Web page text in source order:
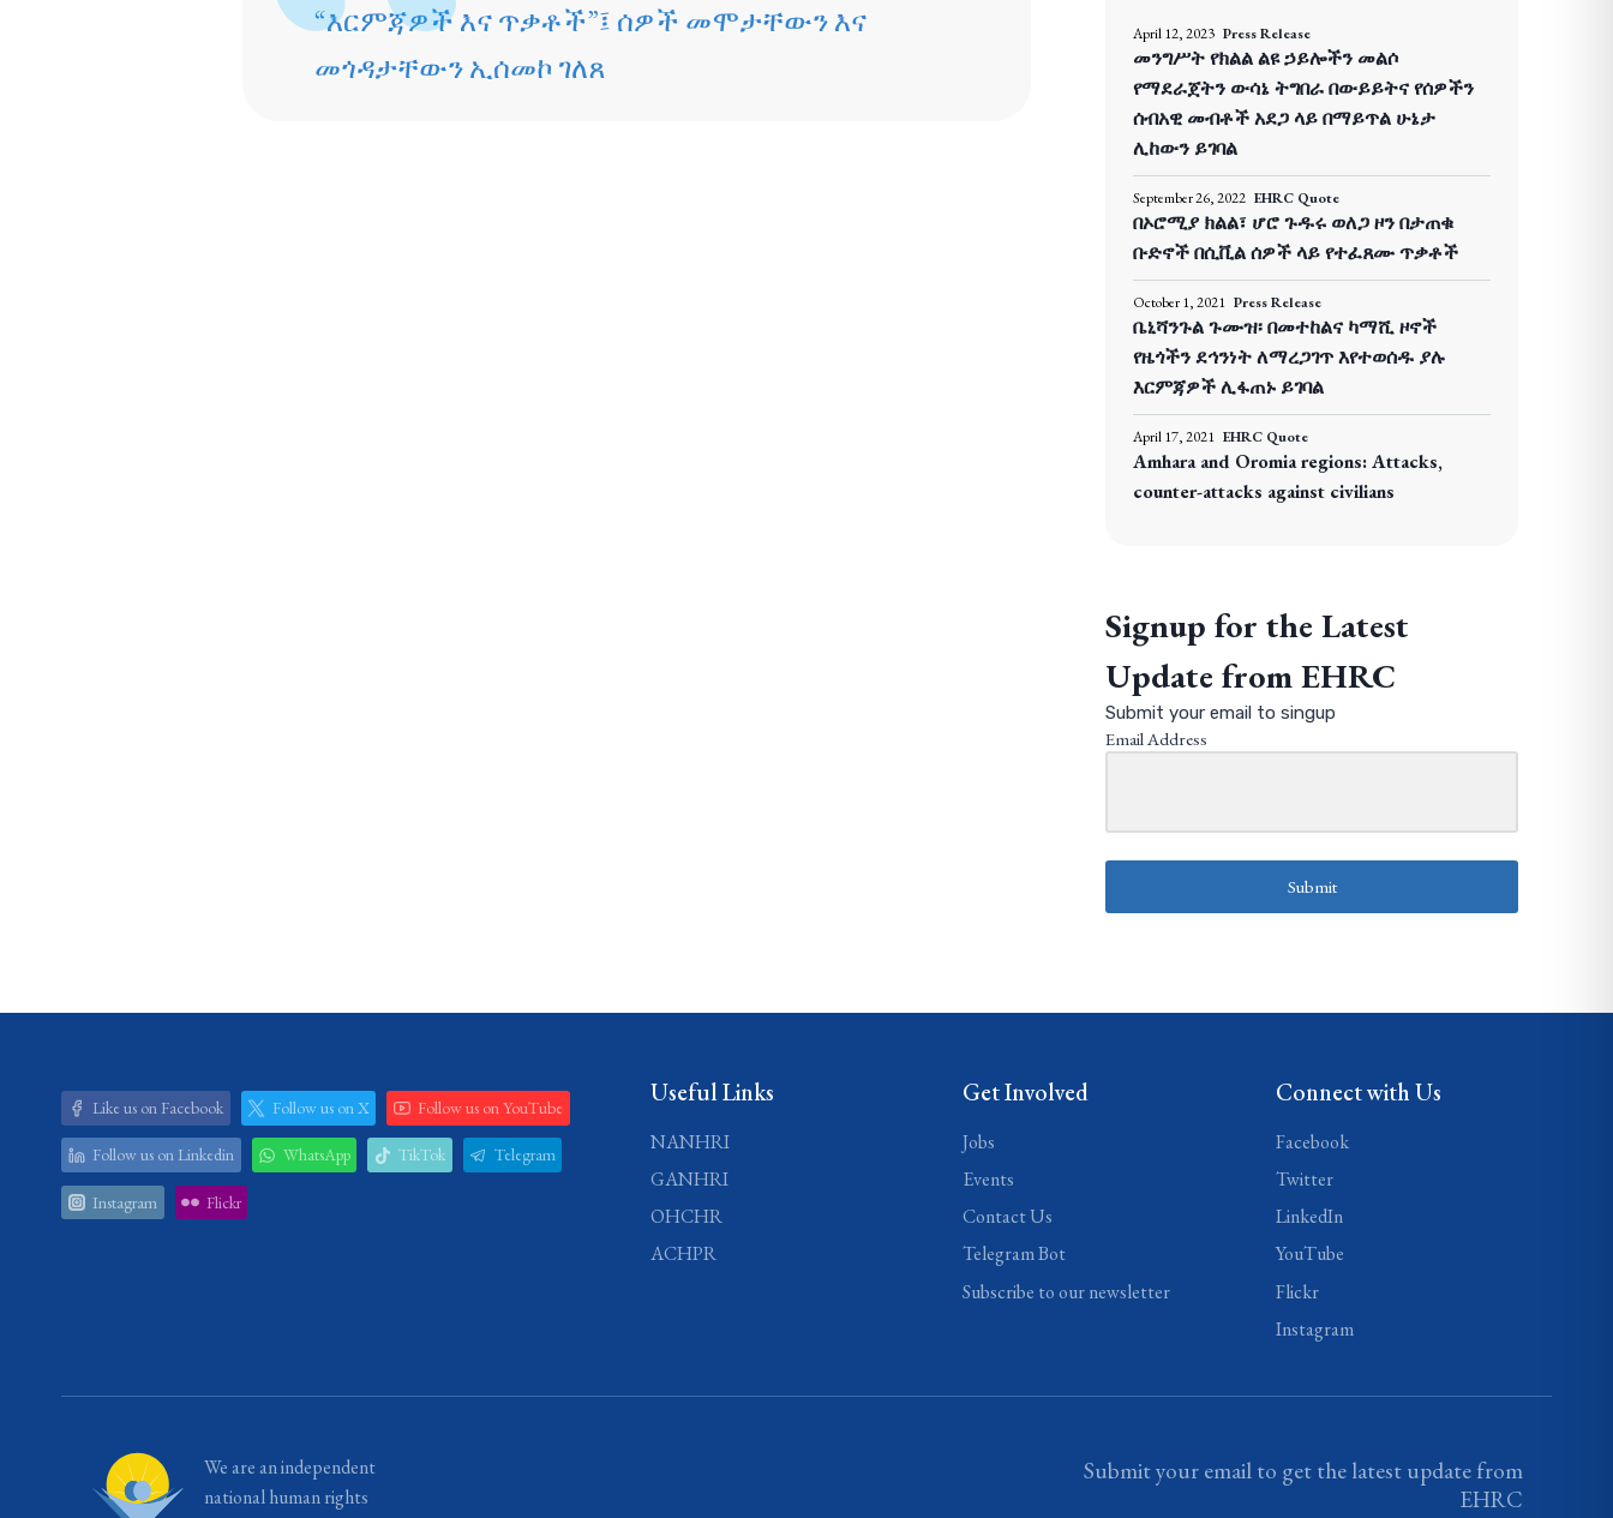
“እርምጃዎች እና ጥቃቶች”፤ ሰዎች መሞታቸውን እና
መጎዳታቸውን ኢሰመኮ ገለጸ
April 12, 2023 Press Release
መንግሥት የክልል ልዩ ኃይሎችን መልሶ
የማደራጀትን ውሳኔ ትግበራ በውይይትና የሰዎችን
ሰብአዊ መብቶች አደጋ ላይ በማይጥል ሁኔታ
ሊከውን ይገባል
September 26, 2022 EHRC Quote
በኦሮሚያ ክልል፣ ሆሮ ጉዱሩ ወለጋ ዞን በታጠቁ
ቡድኖች በሲቪል ሰዎች ላይ የተፈጸሙ ጥቃቶች
October 1, 2021 Press Release
ቤኒሻንጉል ጉሙዝ፡ በመተከልና ካማሺ ዞኖች
የዜጎችን ደኅንነት ለማረጋገጥ እየተወሰዱ ያሉ
እርምጃዎች ሊፋጠኑ ይገባል
April 17, 2021 EHRC Quote
Amhara and Oromia regions: Attacks,
counter-attacks against civilians
Signup for the Latest
Update from EHRC
Submit your email to singup
Email Address
Submit
Like us on Facebook Follow us on X Follow us on YouTube
Follow us on Linkedin WhatsApp TikTok Telegram
Instagram Flickr
Useful Links
NANHRI
GANHRI
OHCHR
ACHPR
Get Involved
Jobs
Events
Contact Us
Telegram Bot
Subscribe to our newsletter
Connect with Us
Facebook
Twitter
LinkedIn
YouTube
Flickr
Instagram
We are an independent
national human rights
Submit your email to get the latest update from
EHRC